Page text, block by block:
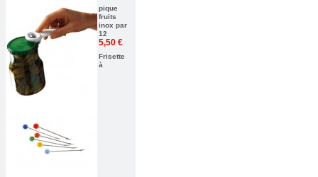
pique
fruits
inox par
12
5,50 €
Frisette
à